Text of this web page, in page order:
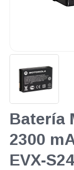
Batería
2300
EVX-S24